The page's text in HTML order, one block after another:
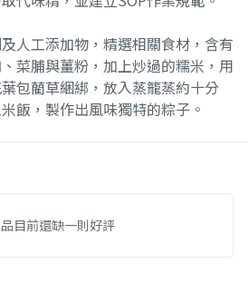
人工添加物，精選相關食材，含有
菜脯與薑粉，加上炒過的糯米，用
包藺草綑綁，放入蒸籠蒸約十分
飯，製作出風味獨特的粽子。
目前還缺一則好評